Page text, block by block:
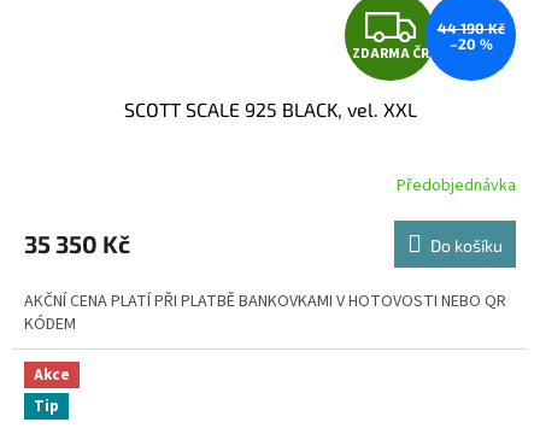
Z
D
A
R
M
A
ZDARMA ČR
44 190 Kč
–20 %
SCOTT SCALE 925 BLACK, vel. XXL
Předobjednávka
35 350 Kč Do košíku
AKČNÍ CENA PLATÍ PŘI PLATBĚ BANKOVKAMI V HOTOVOSTI NEBO QR
KÓDEM
Akce
Tip